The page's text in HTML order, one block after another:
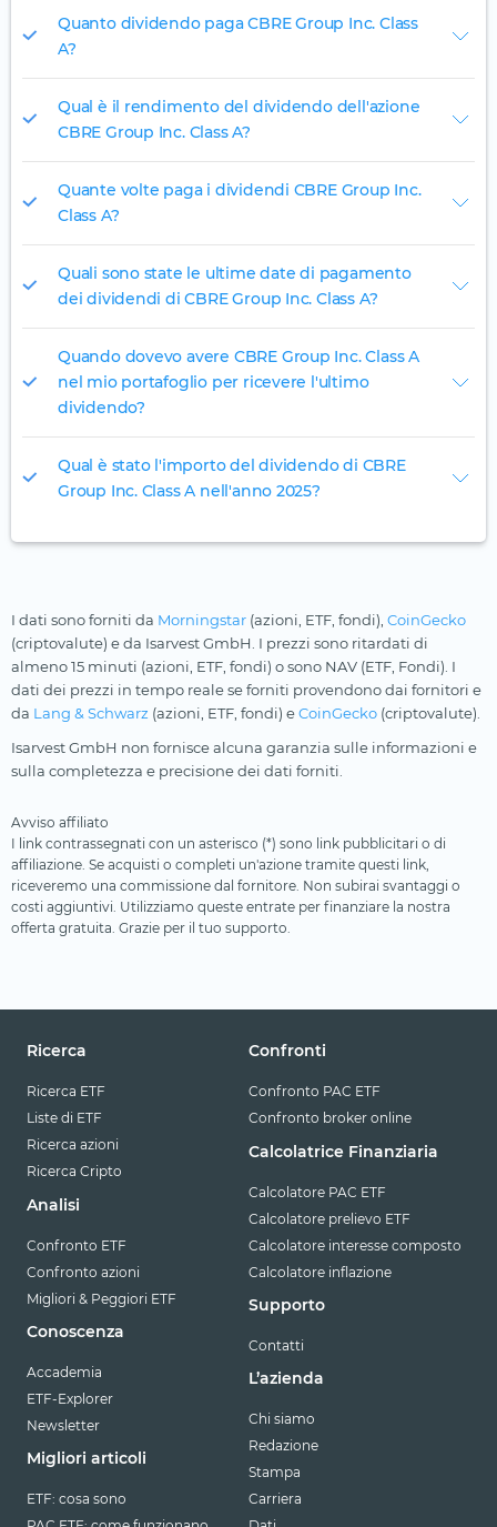
Quanto dividendo paga CBRE Group Inc. Class
A?
Qual è il rendimento del dividendo dell'azione
CBRE Group Inc. Class A?
Quante volte paga i dividendi CBRE Group Inc.
Class A?
Quali sono state le ultime date di pagamento
dei dividendi di CBRE Group Inc. Class A?
Quando dovevo avere CBRE Group Inc. Class A
nel mio portafoglio per ricevere l'ultimo
dividendo?
Qual è stato l'importo del dividendo di CBRE
Group Inc. Class A nell'anno 2025?
I dati sono forniti da Morningstar (azioni, ETF, fondi), CoinGecko
(criptovalute) e da Isarvest GmbH. I prezzi sono ritardati di
almeno 15 minuti (azioni, ETF, fondi) o sono NAV (ETF, Fondi). I
dati dei prezzi in tempo reale se forniti provendono dai fornitori e
da Lang & Schwarz (azioni, ETF, fondi) eCoinGecko (criptovalute).
Isarvest GmbH non fornisce alcuna garanzia sulle informazioni e
sulla completezza e precisione dei dati forniti.
Avviso affiliato
I link contrassegnati con un asterisco (*) sono link pubblicitari o di
affiliazione. Se acquisti o completi un'azione tramite questi link,
riceveremo una commissione dal fornitore. Non subirai svantaggi o
costi aggiuntivi. Utilizziamo queste entrate per finanziare la nostra
offerta gratuita. Grazie per il tuo supporto.
Ricerca
Ricerca ETF
Liste di ETF
Ricerca azioni
Ricerca Cripto
Analisi
Confronto ETF
Confronto azioni
Migliori & Peggiori ETF
Conoscenza
Accademia
ETF-Explorer
Newsletter
Migliori articoli
ETF: cosa sono
Confronti
Confronto PAC ETF
Confronto broker online
Calcolatrice Finanziaria
Calcolatore PAC ETF
Calcolatore prelievo ETF
Calcolatore interesse composto
Calcolatore inflazione
Supporto
Contatti
L’azienda
Chi siamo
Redazione
Stampa
Carriera